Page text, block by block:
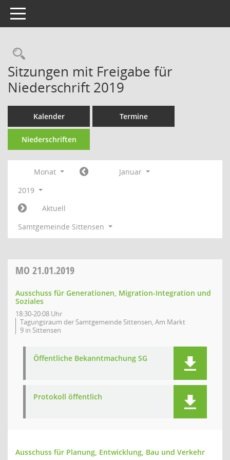
Toggle navigation
Rechercheauswahl
Sitzungen mit Freigabe für
Niederschrift 2019
Kalender Termine
Niederschriften
Monat
Januar
2019
Aktuell
Samtgemeinde Sittensen
MO 21.01.2019
Ausschuss für Generationen, Migration-Integration und
Soziales
18:30-20:08 Uhr
Tagungsraum der Samtgemeinde Sittensen, Am Markt
9 in Sittensen
Öffentliche Bekanntmachung SG
Protokoll öffentlich
Ausschuss für Planung, Entwicklung, Bau und Verkehr